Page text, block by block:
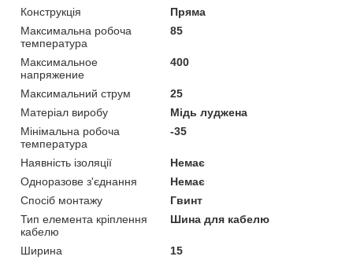
Конструкція
Пряма
Максимальна робоча
температура
85
Максимальное
напряжение
400
Максимальний струм
25
Матеріал виробу
Мідь луджена
Мінімальна робоча
температура
-35
Наявність ізоляції
Немає
Одноразове з'єднання
Немає
Спосіб монтажу
Гвинт
Тип елемента кріплення
кабелю
Шина для кабелю
Ширина 15